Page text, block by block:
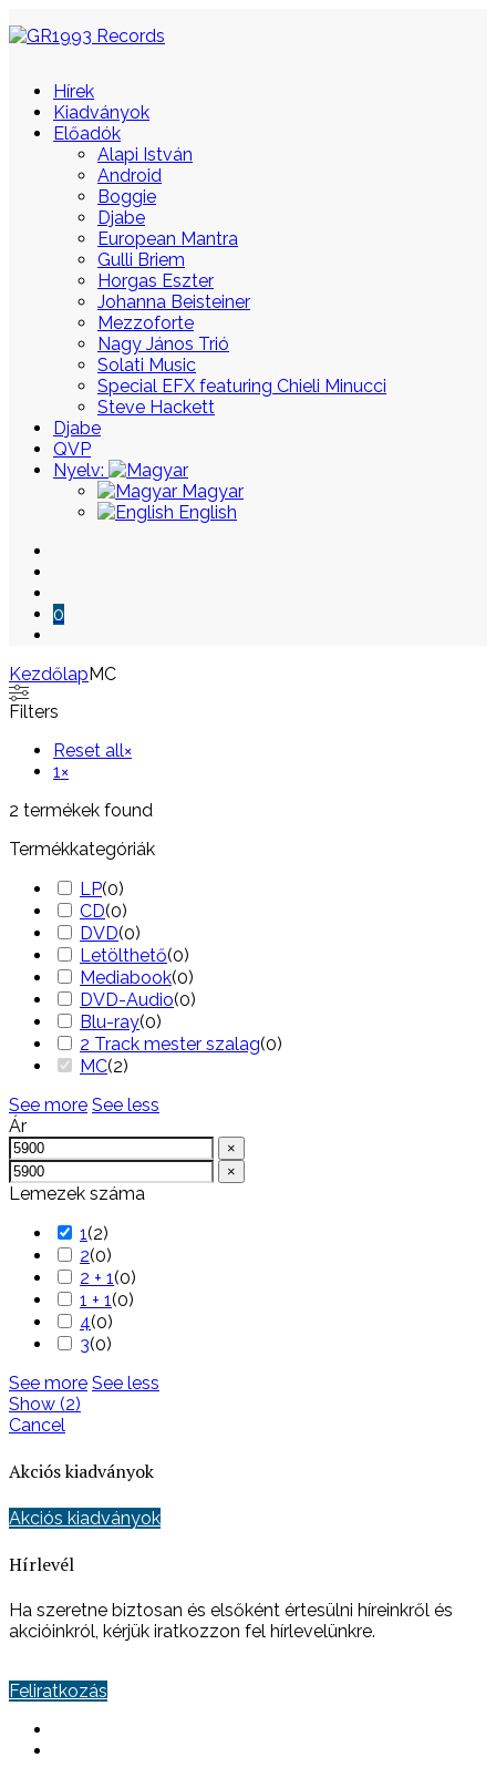
Hírek
Kiadványok
Előadók
Alapi István
Android
Boggie
Djabe
European Mantra
Gulli Briem
Horgas Eszter
Johanna Beisteiner
Mezzoforte
Nagy János Trió
Solati Music
Special EFX featuring Chieli Minucci
Steve Hackett
Djabe
QVP
Nyelv:
Magyar
English
0
KezdőlapMC
Skip
to
Filters
Reset all×
1×
2 termékek found
Termékkategóriák
LP(0)
CD(0)
DVD(0)
Letölthető(0)
Mediabook(0)
DVD-Audio(0)
Blu-ray(0)
2 Track mester szalag(0)
MC(2)
See more See less
Ár
×
×
Lemezek száma
1(2)
2(0)
2 + 1(0)
1 + 1(0)
4(0)
3(0)
See more See less
Show (2)
Cancel
Akciós kiadványok
Akciós kiadványok
Hírlevél
Ha szeretne biztosan és elsőként értesülni híreinkről és
akcióinkról, kérjük iratkozzon fel hírlevelünkre.
Feliratkozás